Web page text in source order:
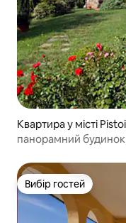
Квартира у місті
панорамний будинок
Вибір гостей
Вибір гостей